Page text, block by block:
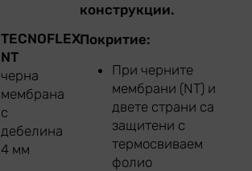
TECNOFLEX
NT
черна
мембрана
с
дебелина
4 мм
конструкции.
Покритие:
При черните
мембрани (NT) и
двете страни са
защитени с
термосвиваем
фолио